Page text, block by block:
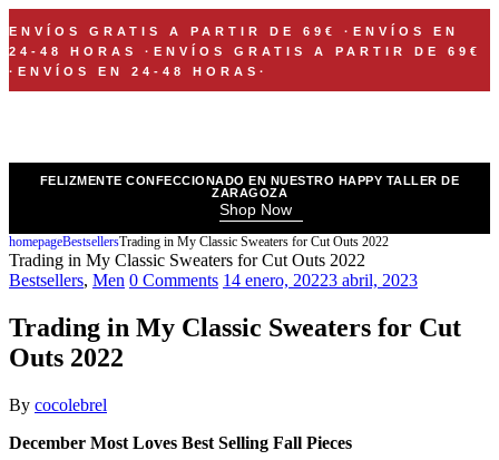
ENVÍOS GRATIS A PARTIR DE 69€ · ENVÍOS EN
24-48 HORAS · ENVÍOS GRATIS A PARTIR DE 69€
· ENVÍOS EN 24-48 HORAS ·
FELIZMENTE CONFECCIONADO EN NUESTRO HAPPY TALLER DE
ZARAGOZA
Shop Now
homepageBestsellersTrading in My Classic Sweaters for Cut Outs 2022
Trading in My Classic Sweaters for Cut Outs 2022
Bestsellers, Men 0 Comments 14 enero, 20223 abril, 2023
Trading in My Classic Sweaters for Cut
Outs 2022
By cocolebrel
December Most Loves Best Selling Fall Pieces